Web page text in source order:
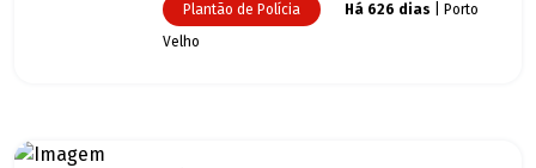
Plantão de Polícia Há 626 dias | Porto
Velho